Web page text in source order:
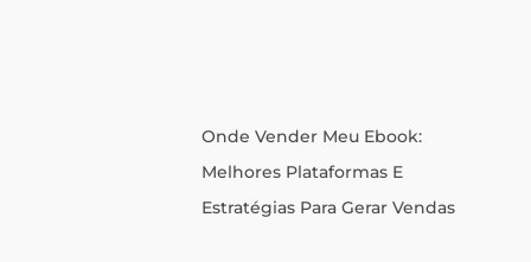
Onde Vender Meu Ebook:
Melhores Plataformas E
Estratégias Para Gerar Vendas